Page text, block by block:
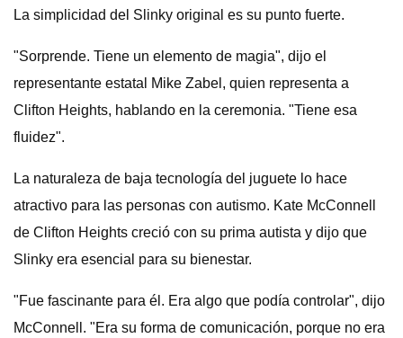
La simplicidad del Slinky original es su punto fuerte.
"Sorprende. Tiene un elemento de magia", dijo el
representante estatal Mike Zabel, quien representa a
Clifton Heights, hablando en la ceremonia. "Tiene esa
fluidez".
La naturaleza de baja tecnología del juguete lo hace
atractivo para las personas con autismo. Kate McConnell
de Clifton Heights creció con su prima autista y dijo que
Slinky era esencial para su bienestar.
"Fue fascinante para él. Era algo que podía controlar", dijo
McConnell. "Era su forma de comunicación, porque no era